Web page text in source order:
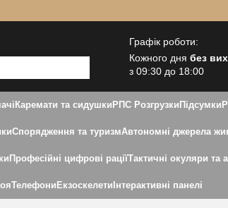
Графік роботи:
Кожного днябез
з 09:30 до 18:00
Каремати та сидушки РПС Розгрузки Підсумки
Спорядження та туризмАвтономні джерела
Професійні цифрові раціїТактичні окуляри та
Телефони Екзоскелети Інтерактивні панелі